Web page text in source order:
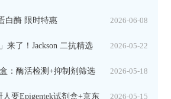
2026-06-08
白酶 限时特惠
2026-05-22
来了！Jackson 二抗精选
！ 2026-05-18
：酶活检测+抑制剂筛选
东卡 2026-05-15
要Epigentek试剂盒+京东